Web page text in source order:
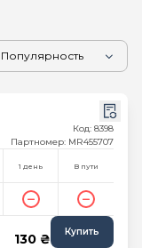
Код: 8398
Партномер: MR455707
1 день В пути
130 ₴ Купить